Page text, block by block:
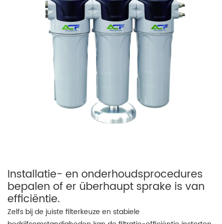
Installatie- en onderhoudsprocedures
bepalen of er überhaupt sprake is van
efficiëntie.
Zelfs bij de juiste filterkeuze en stabiele